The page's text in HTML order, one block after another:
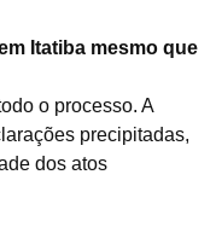
Itatiba mesmo que
o processo. A
precipitadas,
dos atos